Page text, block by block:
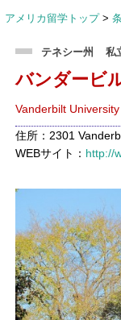
アメリカ留学トップ >
テネシー州 私
バンダービ
Vanderbilt University
住所：2301
WEBサイト： http://